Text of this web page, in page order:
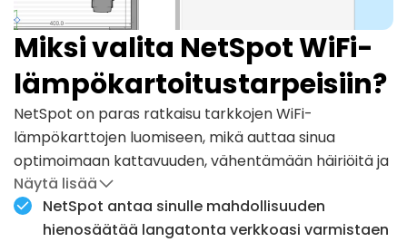
Miksi valita NetSpot WiFi-
lämpökartoitustarpeisiin?
NetSpot on paras ratkaisu tarkkojen WiFi-
lämpökarttojen luomiseen, mikä auttaa sinua
optimoimaan kattavuuden, vähentämään häiriöitä ja
parantamaan verkkosuorituskykyä helposti.
Näytä lisää
NetSpot antaa sinulle mahdollisuuden
hienosäätää langatonta verkkoasi varmistaen